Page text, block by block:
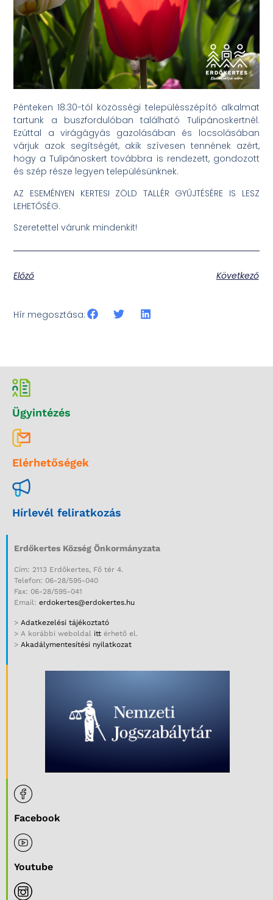
Pénteken 18:30-tól közösségi településszépítő alkalmat
tartunk a buszfordulóban található Tulipánoskertnél.
Ezúttal a virágágyás gazolásában és locsolásában
várjuk azok segítségét, akik szívesen tennének azért,
hogy a Tulipánoskert továbbra is rendezett, gondozott
és szép része legyen településünknek.
AZ ESEMÉNYEN KERTESI ZÖLD TALLÉR GYŰJTÉSÉRE IS LESZ
LEHETŐSÉG.
Szeretettel várunk mindenkit!
Előző Következő
Hír megosztása:
Ügyintézés
Elérhetőségek
Hírlevél feliratkozás
Erdőkertes Község Önkormányzata
Cím: 2113 Erdőkertes, Fő tér 4.
Telefon: 06-28/595-040
Fax: 06-28/595-041
Email: erdokertes@erdokertes.hu
> Adatkezelési tájékoztató
> A korábbi weboldal itt érhető el.
> Akadálymentesítési nyilatkozat
Facebook
Youtube